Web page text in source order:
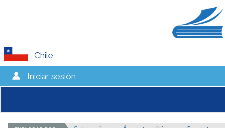
Chile
Iniciar sesión